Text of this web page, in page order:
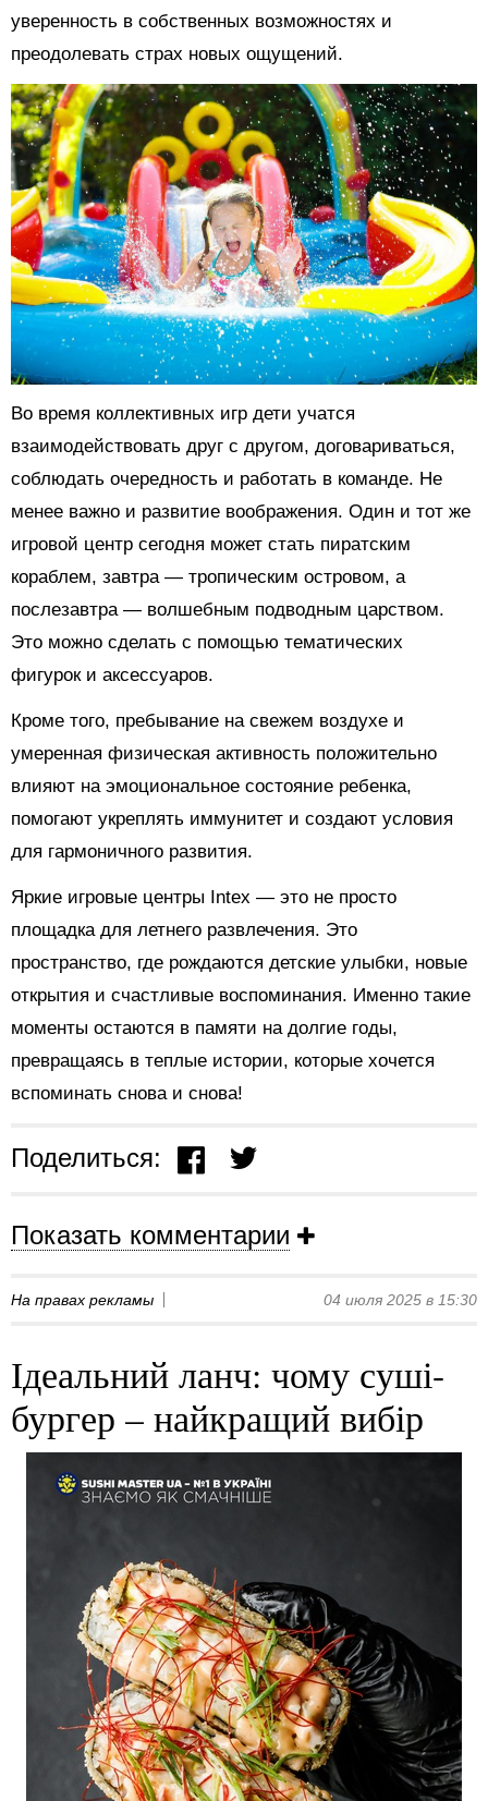
уверенность в собственных возможностях и
преодолевать страх новых ощущений.
Во время коллективных игр дети учатся
взаимодействовать друг с другом, договариваться,
соблюдать очередность и работать в команде. Не
менее важно и развитие воображения. Один и тот же
игровой центр сегодня может стать пиратским
кораблем, завтра — тропическим островом, а
послезавтра — волшебным подводным царством.
Это можно сделать с помощью тематических
фигурок и аксессуаров.
Кроме того, пребывание на свежем воздухе и
умеренная физическая активность положительно
влияют на эмоциональное состояние ребенка,
помогают укреплять иммунитет и создают условия
для гармоничного развития.
Яркие игровые центры Intex — это не просто
площадка для летнего развлечения. Это
пространство, где рождаются детские улыбки, новые
открытия и счастливые воспоминания. Именно такие
моменты остаются в памяти на долгие годы,
превращаясь в теплые истории, которые хочется
вспоминать снова и снова!
Поделиться:
Показать комментарии
На правах рекламы 04 июля 2025 в 15:30
Ідеальний ланч: чому суші-
бургер – найкращий вибір